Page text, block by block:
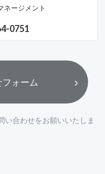
ネージメント
0751
ォーム
合わせをお願いいたしま